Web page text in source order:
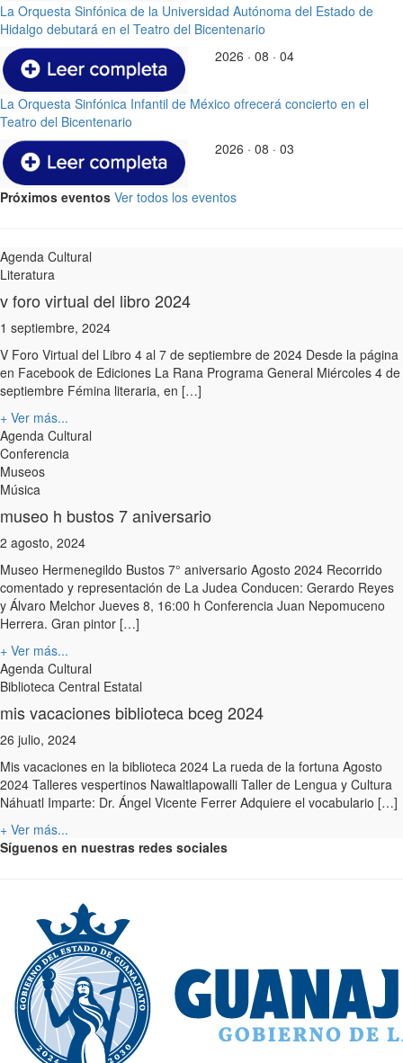
La Orquesta Sinfónica de la Universidad Autónoma del Estado de
Hidalgo debutará en el Teatro del Bicentenario
2026 · 08 · 04
La Orquesta Sinfónica Infantil de México ofrecerá concierto en el
Teatro del Bicentenario
2026 · 08 · 03
Próximos eventos Ver todos los eventos
Agenda Cultural
Literatura
v foro virtual del libro 2024
1 septiembre, 2024
V Foro Virtual del Libro 4 al 7 de septiembre de 2024 Desde la página
en Facebook de Ediciones La Rana Programa General Miércoles 4 de
septiembre Fémina literaria, en […]
+ Ver más...
Agenda Cultural
Conferencia
Museos
Música
museo h bustos 7 aniversario
2 agosto, 2024
Museo Hermenegildo Bustos 7° aniversario Agosto 2024 Recorrido
comentado y representación de La Judea Conducen: Gerardo Reyes
y Álvaro Melchor Jueves 8, 16:00 h Conferencia Juan Nepomuceno
Herrera. Gran pintor […]
+ Ver más...
Agenda Cultural
Biblioteca Central Estatal
mis vacaciones biblioteca bceg 2024
26 julio, 2024
Mis vacaciones en la biblioteca 2024 La rueda de la fortuna Agosto
2024 Talleres vespertinos Nawaltlapowalli Taller de Lengua y Cultura
Náhuatl Imparte: Dr. Ángel Vicente Ferrer Adquiere el vocabulario […]
+ Ver más...
Síguenos en nuestras redes sociales